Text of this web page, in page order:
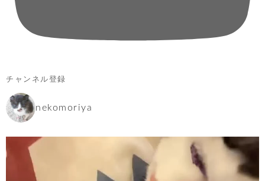
チャンネル登録
nekomoriya